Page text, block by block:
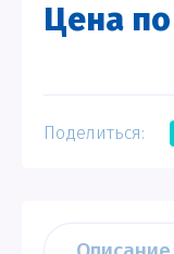
Цена
Поделиться: